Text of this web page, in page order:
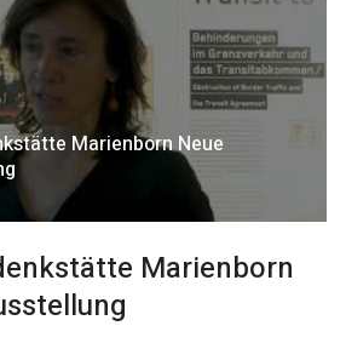
Marienborn Neue
Marienborn